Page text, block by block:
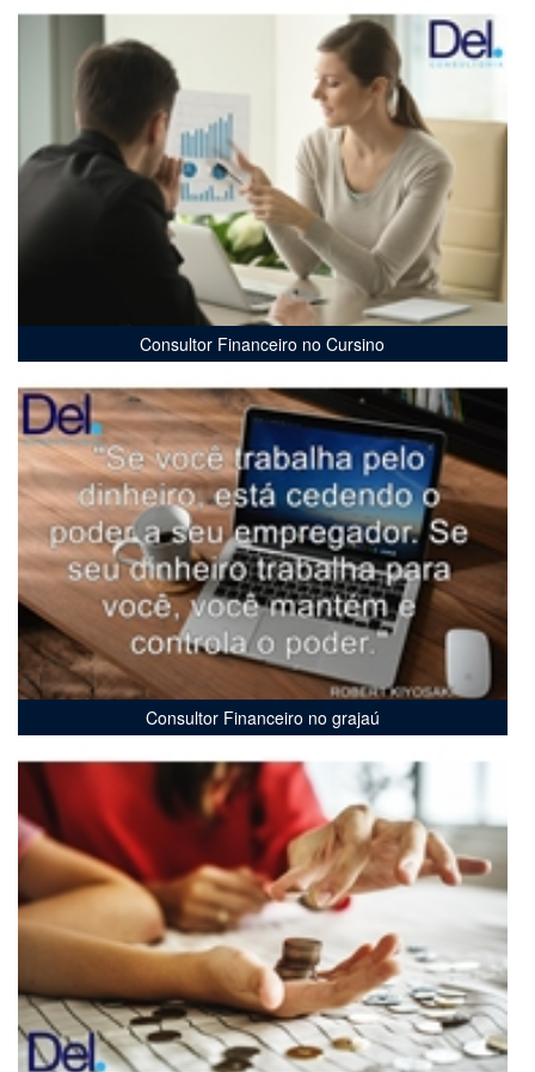
Consultor Financeiro no Cursino
Consultor Financeiro no grajaú